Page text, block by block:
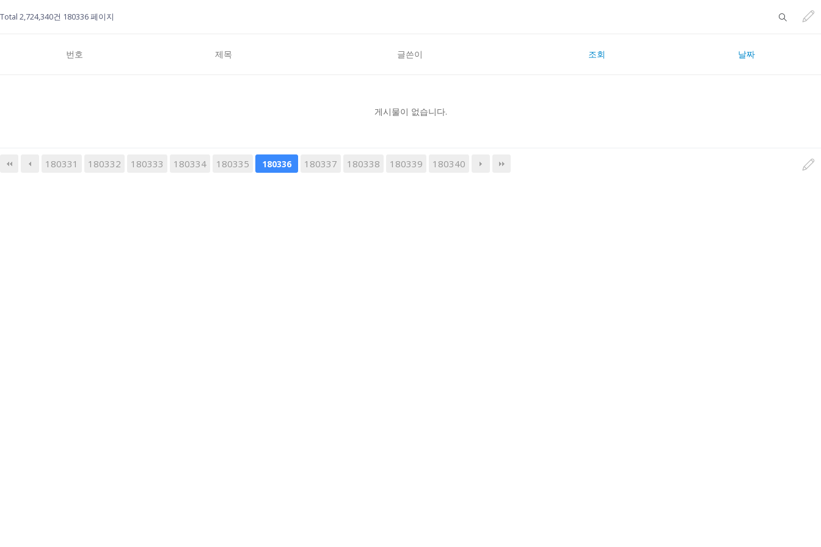
Total 2,724,340건 180336 페이지
번호 제목 글쓴이 조회 날짜
게시물이 없습니다.
180331 180332 180333 180334 180335 180336 180337 180338 180339 180340
다음 맨끝